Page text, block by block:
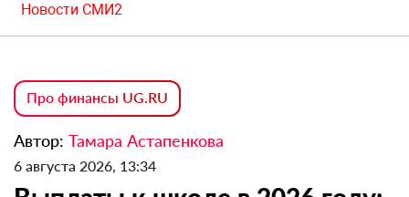
Новости СМИ2
Про финансы UG.RU
Автор: Тамара Астапенкова
6 августа 2026, 13:34